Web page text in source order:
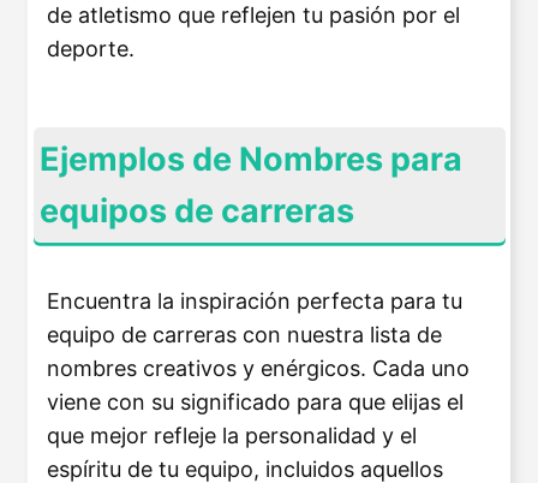
de atletismo que reflejen tu pasión por el
deporte.
Ejemplos de Nombres para
equipos de carreras
Encuentra la inspiración perfecta para tu
equipo de carreras con nuestra lista de
nombres creativos y enérgicos. Cada uno
viene con su significado para que elijas el
que mejor refleje la personalidad y el
espíritu de tu equipo, incluidos aquellos